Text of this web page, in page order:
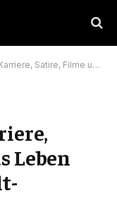
das Leben eines deutschen Kult-Comedians
Leben